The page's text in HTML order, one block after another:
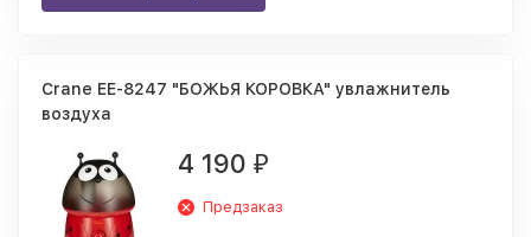
Crane EE-8247 "БОЖЬЯ КОРОВКА" увлажнитель
воздуха
4 190 ₽
Предзаказ